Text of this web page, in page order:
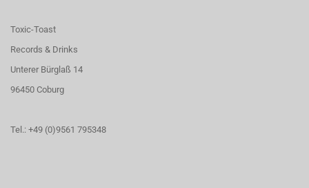
Toxic-Toast
Records & Drinks
Unterer Bürglaß 14
96450 Coburg
Tel.: +49 (0)9561 795348